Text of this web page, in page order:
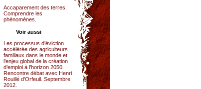
Accaparement des terres.
Comprendre les
phénomènes.
Voir aussi
Les processus d’éviction
accélérée des agriculteurs
familiaux dans le monde et
l’enjeu global de la création
d’emploi à l’horizon 2050.
Rencontre débat avec Henri
Rouillé d’Orfeuil. Septembre
2012.